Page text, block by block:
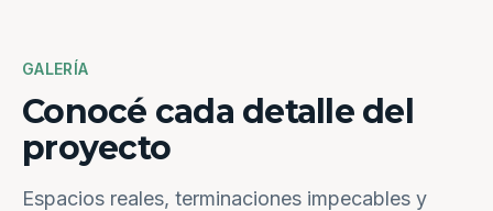
GALERÍA
Conocé cada detalle del
proyecto
Espacios reales, terminaciones impecables y